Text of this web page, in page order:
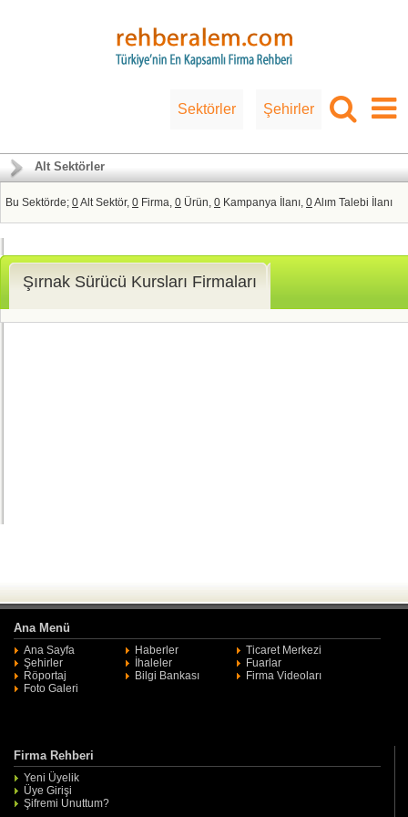
Sektörler Şehirler
Alt Sektörler
Bu Sektörde; 0Alt Sektör, 0 Firma, 0 Ürün, 0 Kampanya İlanı, 0Alım Talebi İlanı
Şırnak Sürücü Kursları Firmaları
Ana Menü
Ana Sayfa Haberler
Ticaret Merkezi
Şehirler
İhaleler
Fuarlar
Röportaj
Bilgi Bankası
Firma Videoları
Foto Galeri
Firma Rehberi
Yeni Üyelik
Üye Girişi
Şifremi Unuttum?